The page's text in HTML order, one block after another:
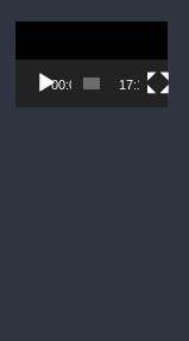
Player
00:00 17:12